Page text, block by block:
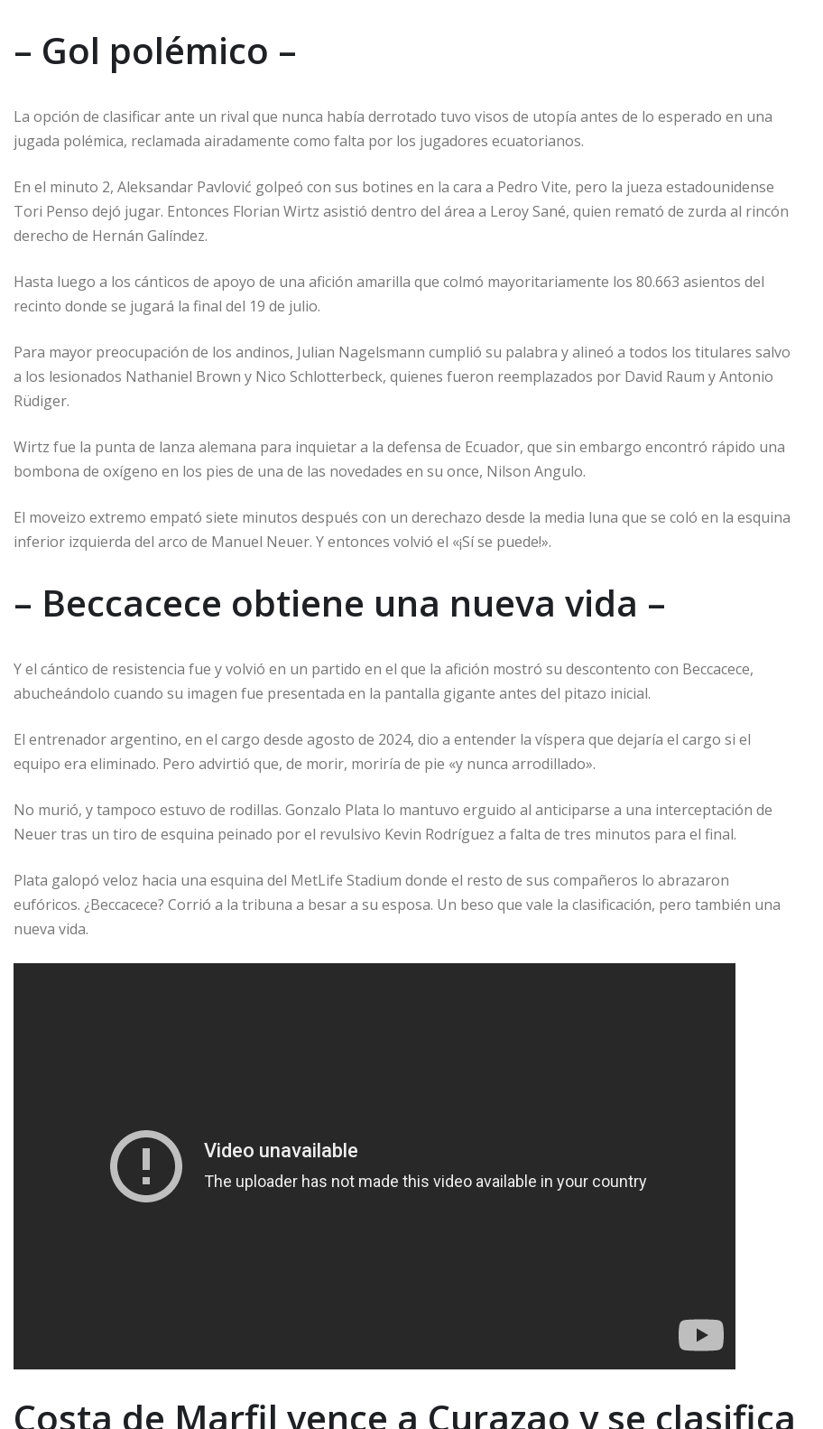
– Gol polémico –
La opción de clasificar ante un rival que nunca había derrotado tuvo visos de utopía antes de lo esperado en una
jugada polémica, reclamada airadamente como falta por los jugadores ecuatorianos.
En el minuto 2, Aleksandar Pavlović golpeó con sus botines en la cara a Pedro Vite, pero la jueza estadounidense
Tori Penso dejó jugar. Entonces Florian Wirtz asistió dentro del área a Leroy Sané, quien remató de zurda al rincón
derecho de Hernán Galíndez.
Hasta luego a los cánticos de apoyo de una afición amarilla que colmó mayoritariamente los 80.663 asientos del
recinto donde se jugará la final del 19 de julio.
Para mayor preocupación de los andinos, Julian Nagelsmann cumplió su palabra y alineó a todos los titulares salvo
a los lesionados Nathaniel Brown y Nico Schlotterbeck, quienes fueron reemplazados por David Raum y Antonio
Rüdiger.
Wirtz fue la punta de lanza alemana para inquietar a la defensa de Ecuador, que sin embargo encontró rápido una
bombona de oxígeno en los pies de una de las novedades en su once, Nilson Angulo.
El moveizo extremo empató siete minutos después con un derechazo desde la media luna que se coló en la esquina
inferior izquierda del arco de Manuel Neuer. Y entonces volvió el «¡Sí se puede!».
– Beccacece obtiene una nueva vida –
Y el cántico de resistencia fue y volvió en un partido en el que la afición mostró su descontento con Beccacece,
abucheándolo cuando su imagen fue presentada en la pantalla gigante antes del pitazo inicial.
El entrenador argentino, en el cargo desde agosto de 2024, dio a entender la víspera que dejaría el cargo si el
equipo era eliminado. Pero advirtió que, de morir, moriría de pie «y nunca arrodillado».
No murió, y tampoco estuvo de rodillas. Gonzalo Plata lo mantuvo erguido al anticiparse a una interceptación de
Neuer tras un tiro de esquina peinado por el revulsivo Kevin Rodríguez a falta de tres minutos para el final.
Plata galopó veloz hacia una esquina del MetLife Stadium donde el resto de sus compañeros lo abrazaron
eufóricos. ¿Beccacece? Corrió a la tribuna a besar a su esposa. Un beso que vale la clasificación, pero también una
nueva vida.
Costa de Marfil vence a Curazao y se clasifica